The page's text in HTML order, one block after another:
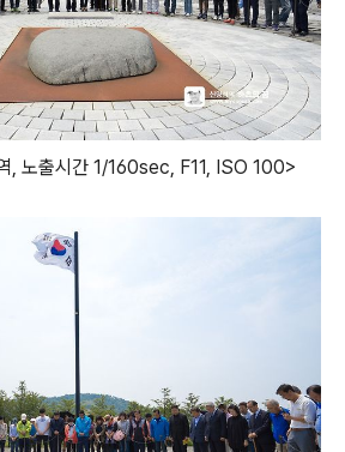
, 노출시간 1/160sec, F11, ISO 100>